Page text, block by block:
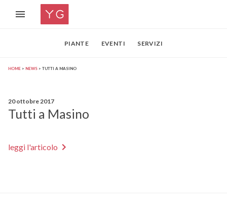
PIANTE EVENTI SERVIZI
HOME NEWS TUTTI A MASINO
20 ottobre 2017
Tutti a Masino
leggi l'articolo